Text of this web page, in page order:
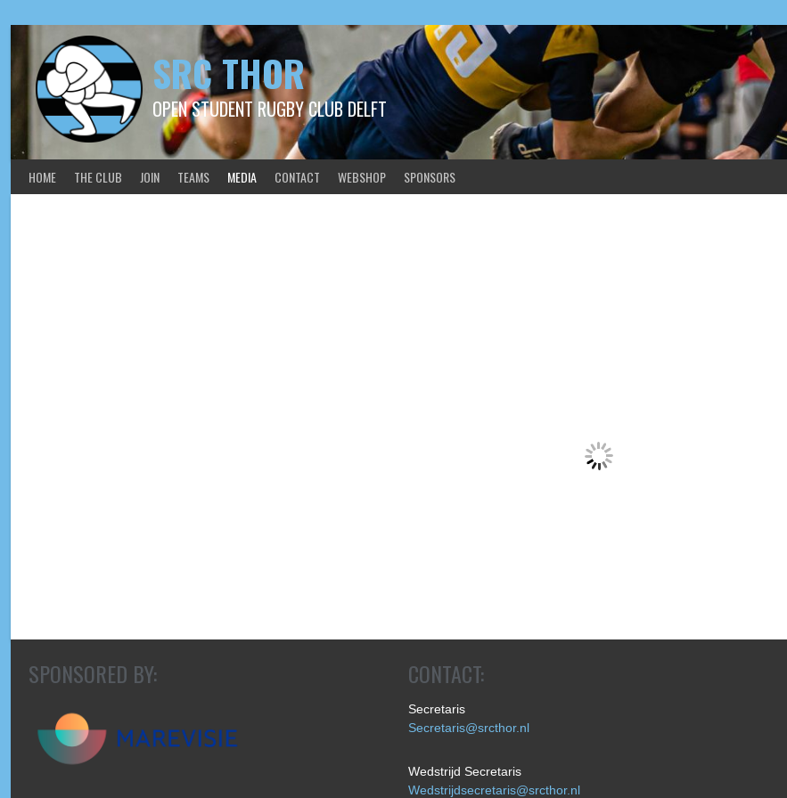
SRC THOR
OPEN STUDENT RUGBY CLUB DELFT
HOME THE CLUB JOIN TEAMS MEDIA CONTACT WEBSHOP SPONSORS
SPONSORED BY: CONTACT:
Secretaris
Secretaris@srcthor.nl
Wedstrijd Secretaris
Wedstrijdsecretaris@srcthor.nl